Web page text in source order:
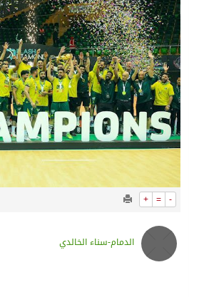
المحكمة العليا غدٍ الخميس
+ = -
الدمام-سناء الخالدي